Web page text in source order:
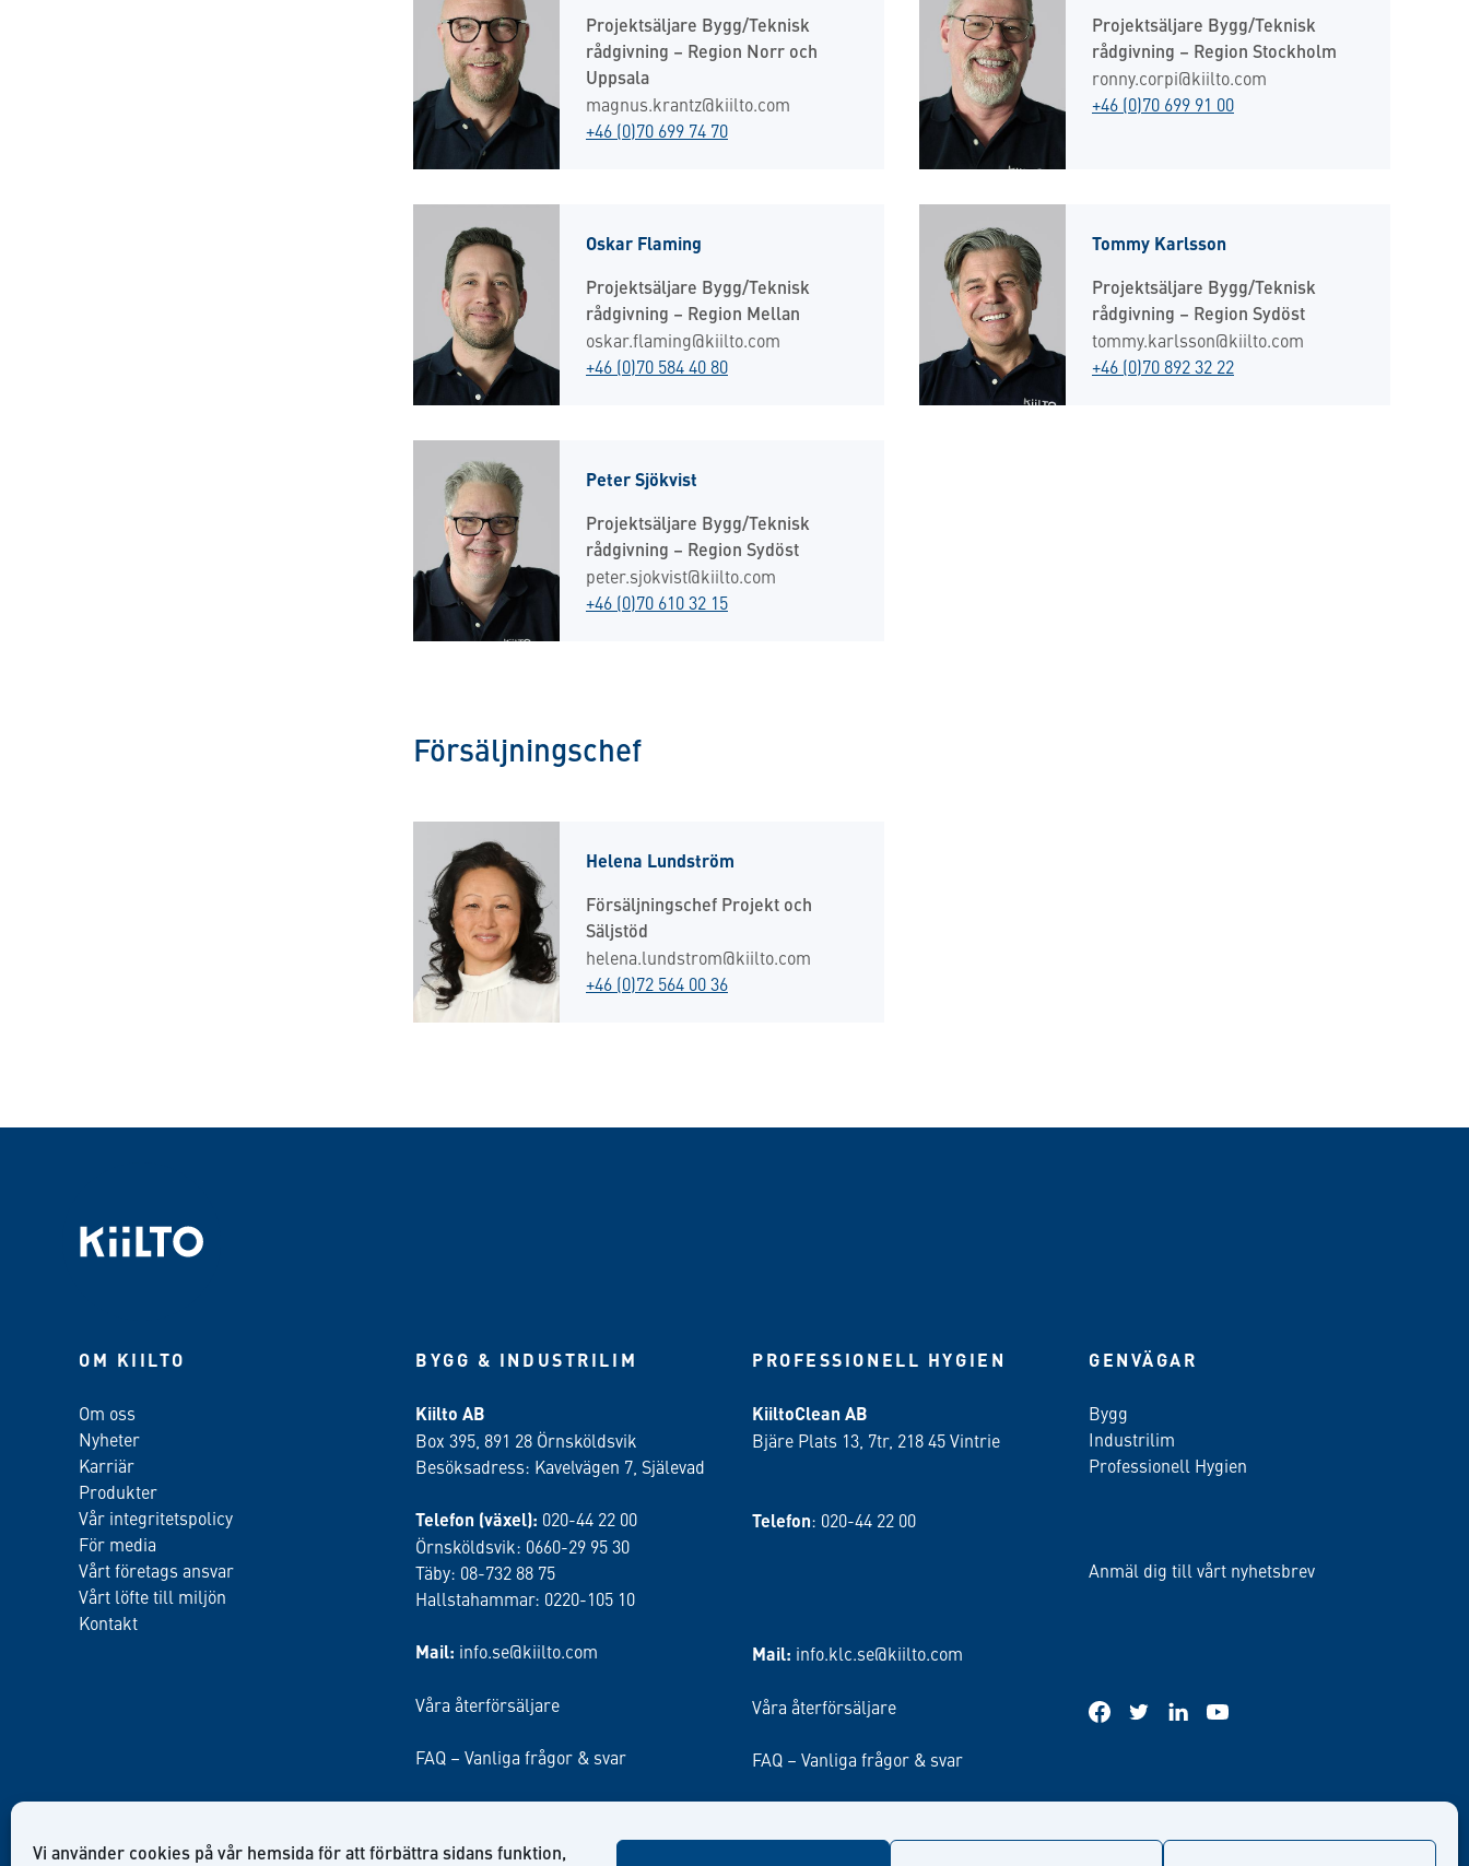
Vi använder cookies på vår hemsida för att förbättra sidans funktion,
Projektsäljare Bygg/Teknisk
rådgivning – Region Norr och
Uppsala
magnus.krantz@kiilto.com
+46 (0)70 699 74 70
Projektsäljare Bygg/Teknisk
rådgivning – Region Stockholm
ronny.corpi@kiilto.com
+46 (0)70 699 91 00
Oskar Flaming
Projektsäljare Bygg/Teknisk
rådgivning – Region Mellan
oskar.flaming@kiilto.com
+46 (0)70 584 40 80
Tommy Karlsson
Projektsäljare Bygg/Teknisk
rådgivning – Region Sydöst
tommy.karlsson@kiilto.com
+46 (0)70 892 32 22
Peter Sjökvist
Projektsäljare Bygg/Teknisk
rådgivning – Region Sydöst
peter.sjokvist@kiilto.com
+46 (0)70 610 32 15
Försäljningschef
Helena Lundström
Försäljningschef Projekt och
Säljstöd
helena.lundstrom@kiilto.com
+46 (0)72 564 00 36
OM KIILTO
Om oss
Nyheter
Karriär
Produkter
Vår integritetspolicy
För media
Vårt företags ansvar
Vårt löfte till miljön
Kontakt
BYGG & INDUSTRILIM
Kiilto AB
Box 395, 891 28 Örnsköldsvik
Besöksadress: Kavelvägen 7, Själevad
Telefon (växel): 020-44 22 00
Örnsköldsvik: 0660-29 95 30
Täby: 08-732 88 75
Hallstahammar: 0220-105 10
Mail: info.se@kiilto.com
Våra återförsäljare
FAQ – Vanliga frågor & svar
PROFESSIONELL HYGIEN
KiiltoClean AB
Bjäre Plats 13, 7tr, 218 45 Vintrie
Telefon: 020-44 22 00
Mail: info.klc.se@kiilto.com
Våra återförsäljare
FAQ – Vanliga frågor & svar
GENVÄGAR
Bygg
Industrilim
Professionell Hygien
Anmäl dig till vårt nyhetsbrev
facebook
twitter linkedinyoutube